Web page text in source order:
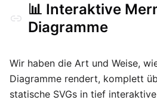
📊 Interaktive
Diagramme
Wir haben die Art und Weise,
Diagramme rendert, komplett
statische SVGs in tief